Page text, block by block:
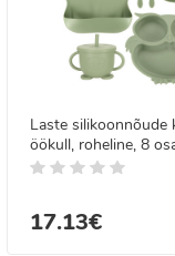
Meie poes
kampaaniaid ning kiiret
Avastage mugavust,
-50%
300 LED
girland -
Laste silikoonnõude
öökull, roheline, 8
17.13€